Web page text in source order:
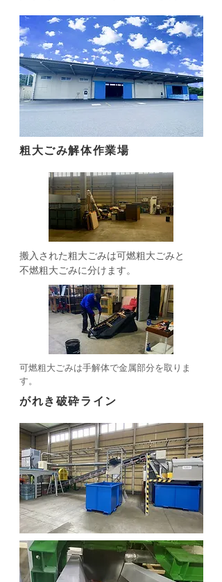
粗大ごみ解体作業場
搬入された粗大ごみは可燃粗大ごみと
不燃粗大ごみに分けます。
​可燃粗大ごみは手解体で金属部分を取りま
す。
がれき破砕ライン